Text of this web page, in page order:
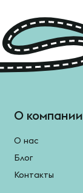
О компании
О нас
Блог
Контакты